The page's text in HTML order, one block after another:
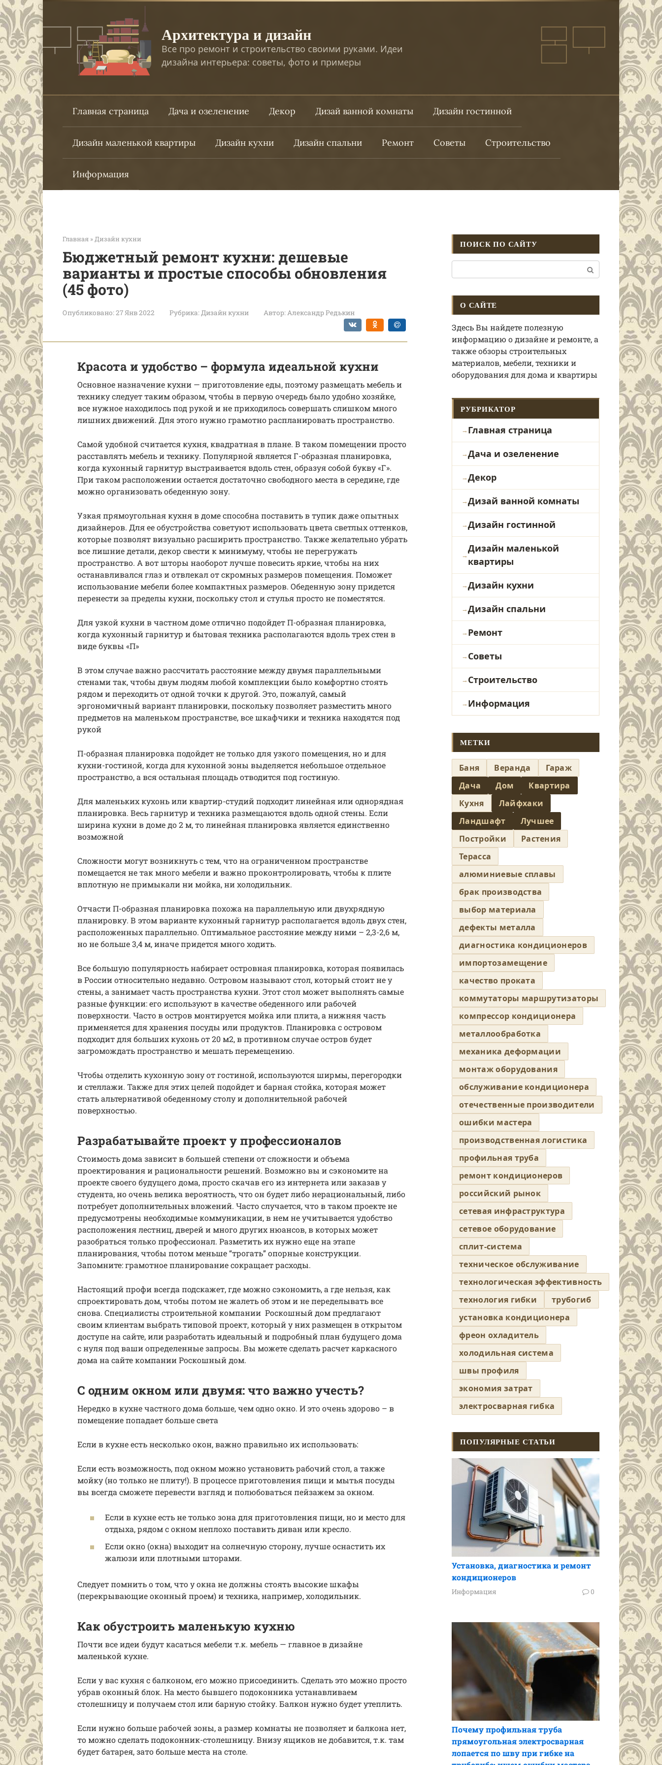
Перейти
к
контенту
Архитектура и дизайн
Все про ремонт и строительство своими руками. Идеи
дизайна интерьера: советы, фото и примеры
Главная страница Дача и озеленение Декор Дизай ванной комнаты Дизайн гостинной
Дизайн маленькой квартиры Дизайн кухни Дизайн спальни Ремонт Советы Строительство
Информация
Главная » Дизайн кухни
Бюджетный ремонт кухни: дешевые
варианты и простые способы обновления
(45 фото)
Опубликовано:27 Янв 2022 Рубрика:Дизайн кухни Автор:Александр Редькин
Красота и удобство – формула идеальной кухни
Основное назначение кухни — приготовление еды, поэтому размещать мебель и
технику следует таким образом, чтобы в первую очередь было удобно хозяйке,
все нужное находилось под рукой и не приходилось совершать слишком много
лишних движений. Для этого нужно грамотно распланировать пространство.
Самой удобной считается кухня, квадратная в плане. В таком помещении просто
расставлять мебель и технику. Популярной является Г-образная планировка,
когда кухонный гарнитур выстраивается вдоль стен, образуя собой букву «Г».
При таком расположении остается достаточно свободного места в середине, где
можно организовать обеденную зону.
Узкая прямоугольная кухня в доме способна поставить в тупик даже опытных
дизайнеров. Для ее обустройства советуют использовать цвета светлых оттенков,
которые позволят визуально расширить пространство. Также желательно убрать
все лишние детали, декор свести к минимуму, чтобы не перегружать
пространство. А вот шторы наоборот лучше повесить яркие, чтобы на них
останавливался глаз и отвлекал от скромных размеров помещения. Поможет
использование мебели более компактных размеров. Обеденную зону придется
перенести за пределы кухни, поскольку стол и стулья просто не поместятся.
Для узкой кухни в частном доме отлично подойдет П-образная планировка,
когда кухонный гарнитур и бытовая техника располагаются вдоль трех стен в
виде буквы «П»
В этом случае важно рассчитать расстояние между двумя параллельными
стенами так, чтобы двум людям любой комплекции было комфортно стоять
рядом и переходить от одной точки к другой. Это, пожалуй, самый
эргономичный вариант планировки, поскольку позволяет разместить много
предметов на маленьком пространстве, все шкафчики и техника находятся под
рукой
П-образная планировка подойдет не только для узкого помещения, но и для
кухни-гостиной, когда для кухонной зоны выделяется небольшое отдельное
пространство, а вся остальная площадь отводится под гостиную.
Для маленьких кухонь или квартир-студий подходит линейная или однорядная
планировка. Весь гарнитур и техника размещаются вдоль одной стены. Если
ширина кухни в доме до 2 м, то линейная планировка является единственно
возможной
Сложности могут возникнуть с тем, что на ограниченном пространстве
помещается не так много мебели и важно проконтролировать, чтобы к плите
вплотную не примыкали ни мойка, ни холодильник.
Отчасти П-образная планировка похожа на параллельную или двухрядную
планировку. В этом варианте кухонный гарнитур располагается вдоль двух стен,
расположенных параллельно. Оптимальное расстояние между ними – 2,3-2,6 м,
но не больше 3,4 м, иначе придется много ходить.
Все большую популярность набирает островная планировка, которая появилась
в России относительно недавно. Островом называют стол, который стоит не у
стены, а занимает часть пространства кухни. Этот стол может выполнять самые
разные функции: его используют в качестве обеденного или рабочей
поверхности. Часто в остров монтируется мойка или плита, а нижняя часть
применяется для хранения посуды или продуктов. Планировка с островом
подходит для больших кухонь от 20 м2, в противном случае остров будет
загромождать пространство и мешать перемещению.
Чтобы отделить кухонную зону от гостиной, используются ширмы, перегородки
и стеллажи. Также для этих целей подойдет и барная стойка, которая может
стать альтернативой обеденному столу и дополнительной рабочей
поверхностью.
Разрабатывайте проект у профессионалов
Стоимость дома зависит в большей степени от сложности и объема
проектирования и рациональности решений. Возможно вы и сэкономите на
проекте своего будущего дома, просто скачав его из интернета или заказав у
студента, но очень велика вероятность, что он будет либо нерациональный, либо
потребует дополнительных вложений. Часто случается, что в таком проекте не
предусмотрены необходимые коммуникации, в нем не учитывается удобство
расположения лестниц, дверей и много других нюансов, в которых может
разобраться только профессионал. Разметить их нужно еще на этапе
планирования, чтобы потом меньше “трогать” опорные конструкции.
Запомните: грамотное планирование сокращает расходы.
Настоящий профи всегда подскажет, где можно сэкономить, а где нельзя, как
спроектировать дом, чтобы потом не жалеть об этом и не переделывать все
снова. Специалисты строительной компании Роскошный дом предлагают
своим клиентам выбрать типовой проект, который у них размещен в открытом
доступе на сайте, или разработать идеальный и подробный план будущего дома
с нуля под ваши определенные запросы. Вы можете сделать расчет каркасного
дома на сайте компании Роскошный дом.
С одним окном или двумя: что важно учесть?
Нередко в кухне частного дома больше, чем одно окно. И это очень здорово – в
помещение попадает больше света
Если в кухне есть несколько окон, важно правильно их использовать:
Если есть возможность, под окном можно установить рабочий стол, а также
мойку (но только не плиту!). В процессе приготовления пищи и мытья посуды
вы всегда сможете перевести взгляд и полюбоваться пейзажем за окном.
Если в кухне есть не только зона для приготовления пищи, но и место для
отдыха, рядом с окном неплохо поставить диван или кресло.
Если окно (окна) выходит на солнечную сторону, лучше оснастить их
жалюзи или плотными шторами.
Следует помнить о том, что у окна не должны стоять высокие шкафы
(перекрывающие оконный проем) и техника, например, холодильник.
Как обустроить маленькую кухню
Почти все идеи будут касаться мебели т.к. мебель — главное в дизайне
маленькой кухне.
Если у вас кухня с балконом, его можно присоединить. Сделать это можно просто
убрав оконный блок. На место бывшего подоконника устанавливаем
столешницу и получаем стол или барную стойку. Балкон нужно будет утеплить.
Если нужно больше рабочей зоны, а размер комнаты не позволяет и балкона нет,
то можно сделать подоконник-столешницу. Внизу ящиков не добавится, т.к. там
будет батарея, зато больше места на столе.
ПОИСК ПО САЙТУ
О САЙТЕ
Здесь Вы найдете полезную
информацию о дизайне и ремонте, а
также обзоры строительных
материалов, мебели, техники и
оборудования для дома и квартиры
РУБРИКАТОР
Главная страница
Дача и озеленение
Декор
Дизай ванной комнаты
Дизайн гостинной
Дизайн маленькой
квартиры
Дизайн кухни
Дизайн спальни
Ремонт
Советы
Строительство
Информация
МЕТКИ
Баня Веранда
Гараж
Дача
Дом
Квартира
Кухня
Лайфхаки
Ландшафт
Лучшее
Постройки
Растения
Терасса
алюминиевые сплавы
брак производства
выбор материала
дефекты металла
диагностика кондиционеров
импортозамещение
качество проката
коммутаторы маршрутизаторы
компрессор кондиционера
металлообработка
механика деформации
монтаж оборудования
обслуживание кондиционера
отечественные производители
ошибки мастера
производственная логистика
профильная труба
ремонт кондиционеров
российский рынок
сетевая инфраструктура
сетевое оборудование
сплит-система
техническое обслуживание
технологическая эффективность
технология гибки
трубогиб
установка кондиционера
фреон охладитель
холодильная система
швы профиля
экономия затрат
электросварная гибка
ПОПУЛЯРНЫЕ СТАТЬИ
Установка, диагностика и ремонт
кондиционеров
Информация 0
Почему профильная труба
прямоугольная электросварная
лопается по шву при гибке на